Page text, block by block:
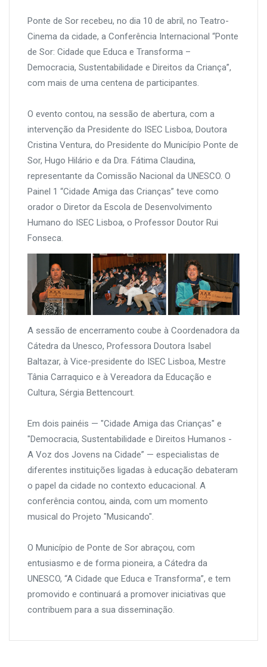
Ponte de Sor recebeu, no dia 10 de abril, no Teatro-
Cinema da cidade, a Conferência Internacional “Ponte
de Sor: Cidade que Educa e Transforma –
Democracia, Sustentabilidade e Direitos da Criança”,
com mais de uma centena de participantes.
O evento contou, na sessão de abertura, com a
intervenção da Presidente do ISEC Lisboa, Doutora
Cristina Ventura, do Presidente do Município Ponte de
Sor, Hugo Hilário e da Dra. Fátima Claudina,
representante da Comissão Nacional da UNESCO. O
Painel 1 “Cidade Amiga das Crianças” teve como
orador o Diretor da Escola de Desenvolvimento
Humano do ISEC Lisboa, o Professor Doutor Rui
Fonseca.
A sessão de encerramento coube à Coordenadora da
Cátedra da Unesco, Professora Doutora Isabel
Baltazar, à Vice-presidente do ISEC Lisboa, Mestre
Tânia Carraquico e à Vereadora da Educação e
Cultura, Sérgia Bettencourt.
Em dois painéis — "Cidade Amiga das Crianças" e
"Democracia, Sustentabilidade e Direitos Humanos -
A Voz dos Jovens na Cidade” — especialistas de
diferentes instituições ligadas à educação debateram
o papel da cidade no contexto educacional. A
conferência contou, ainda, com um momento
musical do Projeto "Musicando".
O Município de Ponte de Sor abraçou, com
entusiasmo e de forma pioneira, a Cátedra da
UNESCO, “A Cidade que Educa e Transforma”, e tem
promovido e continuará a promover iniciativas que
contribuem para a sua disseminação.